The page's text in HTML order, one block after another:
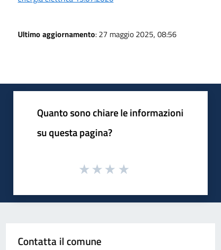
Ultimo aggiornamento: 27 maggio 2025, 08:56
Quanto sono chiare le informazioni
su questa pagina?
Contatta il comune